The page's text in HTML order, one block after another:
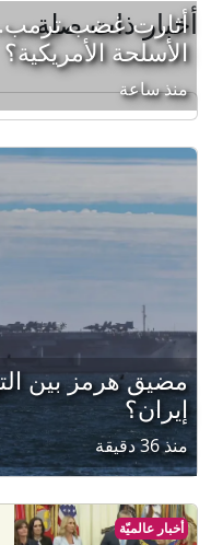
أخبار ذات صلة
أثارت غضب ترمب..
الأسلحة الأمريكية؟
منذ ساعة
مضيق هرمز بين
إيران؟
منذ 36 دقيقة
أخبار عالميّة